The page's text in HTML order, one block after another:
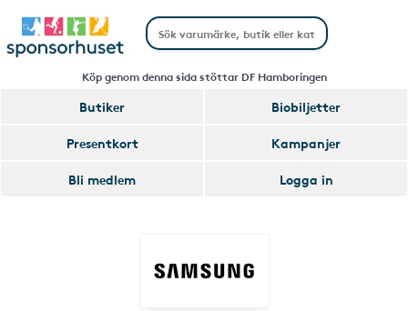
Köp genom denna sida stöttar DF Hamboringen
Butiker
Biobiljetter
Presentkort
Kampanjer
Bli medlem
Logga in